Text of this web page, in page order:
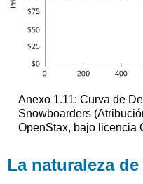
Anexo 1.11: Curva de
Snowboarders
OpenStax, bajo licencia
La naturaleza